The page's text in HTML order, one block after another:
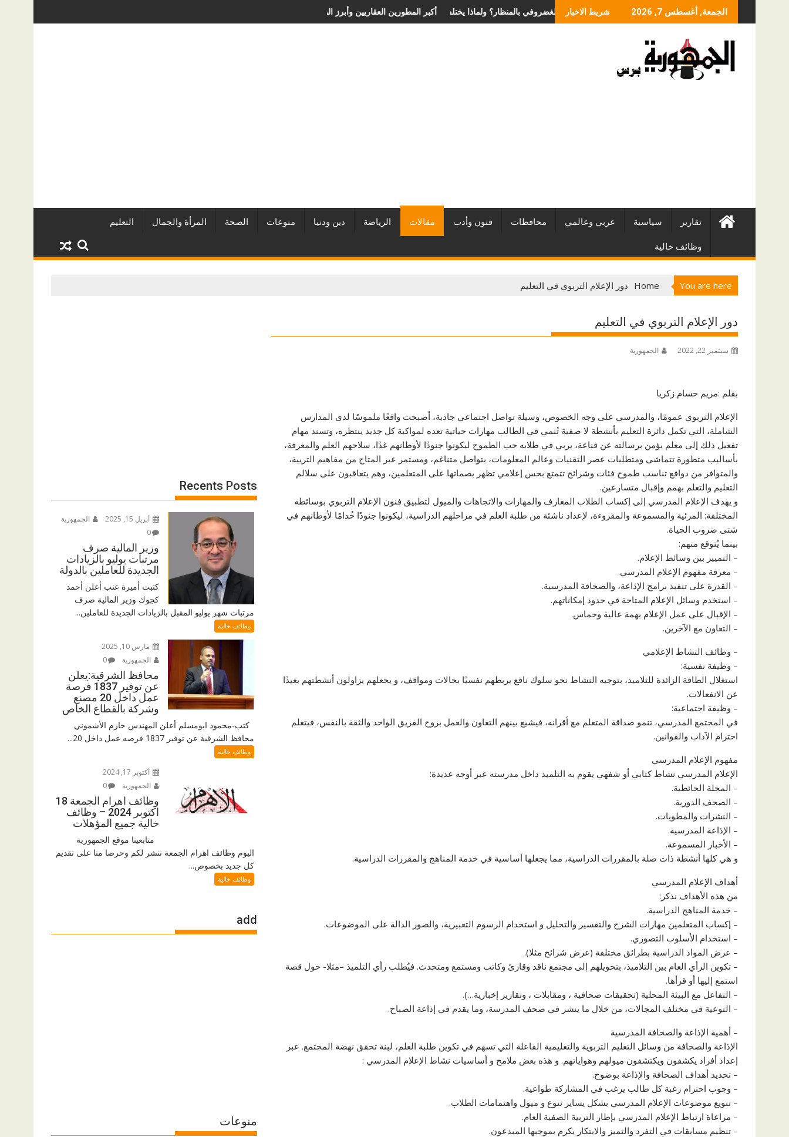
to
الجمعة, أغسطس 7, 2026 شريط الاخبار أفضل شركات التطوير العقاري في مصر من URE | أكبر المطورين العقاريين وأبرز المشروعاتما الذي يحدد سعر عملية الانزلاق الغضروفي بالمنظار؟ ولماذا يختلف من مريض لآخر؟
تقارير سياسية عربي وعالمي محافظات فنون وأدب مقالات الرياضة دين ودنيا منوعات الصحة المرأة والجمال التعليم
وظائف خالية
You are here
Home دور الإعلام التربوي في التعليم
دور الإعلام التربوي في التعليم
سبتمبر 22, 2022 الجمهورية
بقلم :مريم حسام زكريا
الإعلام التربوي عمومًا، والمدرسي على وجه الخصوص، وسيلة تواصل اجتماعي جاذبة، أصبحت واقعًا ملموسًا لدى المدارس
الشاملة، التي تكمل دائرة التعليم بأنشطة لا صفية تُنمي في الطالب مهارات حياتية تعده لمواكبة كل جديد ينتظره، وتسند مهام
تفعيل ذلك إلى معلم يؤمن برسالته عن قناعة، يربي في طلابه حب الطموح ليكونوا جنودًا لأوطانهم غدًا، سلاحهم العلم والمعرفة،
بأساليب متطورة تتماشى ومتطلبات عصر التقنيات وعالم المعلومات، بتواصل متناغم، ومستمر عبر المتاح من مفاهيم التربية،
والمتوافر من دوافع تناسب طموح فئات وشرائح تتمتع بحس إعلامي تظهر بصماتها على المتعلمين، وهم يتعاقبون على سلالم
التعليم والتعلم بهمم وإقبال متسارعين.
و يهدف الإعلام المدرسي إلى إكساب الطلاب المعارف والمهارات والاتجاهات والميول لتطبيق فنون الإعلام التربوي بوسائطه
المختلفة: المرئية والمسموعة والمقروءة، لإعداد ناشئة من طلبة العلم في مراحلهم الدراسية، ليكونوا جنودًا خُدامًا لأوطانهم في
شتى ضروب الحياة.
بينما يُتوقع منهم:
– التمييز بين وسائط الإعلام.
– معرفة مفهوم الإعلام المدرسي.
– القدرة على تنفيذ برامج الإذاعة، والصحافة المدرسية.
– استخدم وسائل الإعلام المتاحة في حدود إمكاناتهم.
– الإقبال على عمل الإعلام بهمة عالية وحماس.
– التعاون مع الآخرين.
– وظائف النشاط الإعلامي
– وظيفة نفسية:
استغلال الطاقة الزائدة للتلاميذ، بتوجيه النشاط نحو سلوك نافع يربطهم نفسيًا بحالات ومواقف، و يجعلهم يزاولون أنشطتهم بعيدًا
عن الانفعالات.
– وظيفة اجتماعية:
في المجتمع المدرسي، تنمو صداقة المتعلم مع أقرانه، فيشيع بينهم التعاون والعمل بروح الفريق الواحد والثقة بالنفس، فيتعلم
احترام الآداب والقوانين.
مفهوم الإعلام المدرسي
الإعلام المدرسي نشاط كتابي أو شفهي يقوم به التلميذ داخل مدرسته عبر أوجه عديدة:
– المجلة الحائطية.
– الصحف الدورية.
– النشرات والمطويات.
– الإذاعة المدرسية.
– الأخبار المسموعة.
و هي كلها أنشطة ذات صلة بالمقررات الدراسية، مما يجعلها أساسية في خدمة المناهج والمقررات الدراسية.
أهداف الإعلام المدرسي
من هذه الأهداف نذكر:
– خدمة المناهج الدراسية.
– إكساب المتعلمين مهارات الشرح والتفسير والتحليل و استخدام الرسوم التعبيرية، والصور الدالة على الموضوعات.
– استخدام الأسلوب التصوري.
– عرض المواد الدراسية بطرائق مختلفة (عرض شرائح مثلا).
– تكوين الرأي العام بين التلاميذ، بتحويلهم إلى مجتمع ناقد وقارئ وكاتب ومستمع ومتحدث. فيُطلب رأي التلميذ –مثلا- حول قصة
استمع إليها أو قرأها.
– التفاعل مع البيئة المحلية (تحقيقات صحافية ، ومقابلات ، وتقارير إخبارية…).
– التوعية في مختلف المجالات، من خلال ما ينشر في صحف المدرسة، وما يقدم في إذاعة الصباح.
– أهمية الإذاعة والصحافة المدرسية
الإذاعة والصحافة من وسائل التعليم التربوية والتعليمية الفاعلة التي تسهم في تكوين طلبة العلم، لبنة تحقق نهضة المجتمع. عبر
إعداد أفراد يكشفون ويكتشفون ميولهم وهواياتهم. و هذه بعض ملامح و أساسيات نشاط الإعلام المدرسي :
– تحديد أهداف الصحافة والإذاعة بوضوح.
– وجوب احترام رغبة كل طالب يرغب في المشاركة طواعية.
– تنويع موضوعات الإعلام المدرسي بشكل يساير تنوع و ميول واهتمامات الطلاب.
– مراعاة ارتباط الإعلام المدرسي بإطار التربية الصفية العام.
– تنظيم مسابقات في التفرد والتميز والابتكار يكرم بموجبها المبدعون.
Recents Posts
أبريل 15, 2025
الجمهورية
0
وزير المالية صرف
مرتبات يوليو بالزيادات
الجديدة للعاملين بالدولة
كتبت أميرة عنب أعلن أحمد
كجوك وزير المالية صرف
مرتبات شهر يوليو المقبل بالزيادات الجديدة للعاملين...
وظائف خالية
مارس 10, 2025
الجمهورية
0
محافظ الشرقية:يعلن
عن توفير 1837 فرصة
عمل داخل 20 مصنع
وشركة بالقطاع الخاص
كتب-محمود ابومسلم أعلن المهندس حازم الأشموني
محافظ الشرقية عن توفير 1837 فرصه عمل داخل 20...
وظائف خالية
أكتوبر 17, 2024
الجمهورية
0
وظائف اهرام الجمعة 18
اكتوبر 2024 – وظائف
خالية جميع المؤهلات
متابعينا موقع الجمهورية
اليوم وظائف اهرام الجمعة ننشر لكم وحرصا منا على تقديم
كل جديد بخصوص...
وظائف خالية
add
منوعات